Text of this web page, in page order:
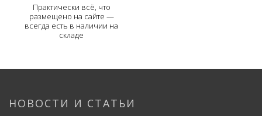
Практически всё, что
размещено на сайте —
всегда есть в наличии на
складе
НОВОСТИ И СТАТЬИ